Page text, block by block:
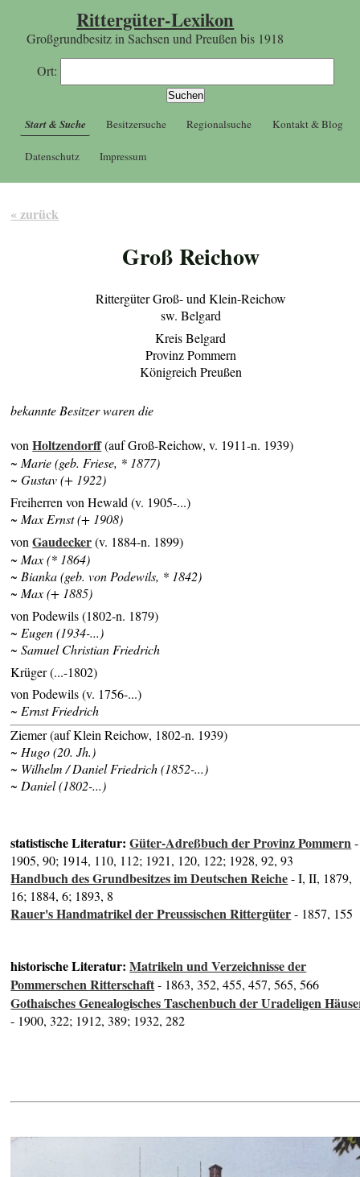
Rittergüter-Lexikon
Großgrundbesitz in Sachsen und Preußen bis 1918
Ort:
Start & Suche Besitzersuche Regionalsuche Kontakt & Blog
Datenschutz Impressum
« zurück
Groß Reichow
Rittergüter Groß- und Klein-Reichow
sw. Belgard
Kreis Belgard
Provinz Pommern
Königreich Preußen
bekannte Besitzer waren die
vonHoltzendorff(auf Groß-Reichow, v. 1911-n. 1939)
~ Marie (geb. Friese, * 1877)
~ Gustav (+ 1922)
Freiherren von Hewald (v. 1905-...)
~ Max Ernst (+ 1908)
vonGaudecker(v. 1884-n. 1899)
~ Max (* 1864)
~Bianka (geb. von Podewils, * 1842)
~ Max (+ 1885)
von Podewils (1802-n. 1879)
~ Eugen (1934-...)
~ Samuel Christian Friedrich
Krüger (...-1802)
von Podewils (v. 1756-...)
~ Ernst Friedrich
Ziemer (auf Klein Reichow, 1802-n. 1939)
~ Hugo (20. Jh.)
~ Wilhelm / Daniel Friedrich (1852-...)
~ Daniel (1802-...)
statistische Literatur:Güter-Adreßbuch der Provinz Pommern-
1905, 90; 1914, 110, 112; 1921, 120, 122; 1928, 92, 93
Handbuch des Grundbesitzes im Deutschen Reiche- I, II, 1879,
16; 1884, 6; 1893, 8
Rauer's Handmatrikel der Preussischen Rittergüter- 1857, 155
historische Literatur:Matrikeln und Verzeichnisse der
Pommerschen Ritterschaft- 1863, 352, 455, 457, 565, 566
Gothaisches Genealogisches Taschenbuch der Uradeligen
- 1900, 322; 1912, 389; 1932, 282